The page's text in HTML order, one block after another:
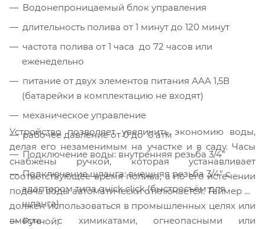
Водонепроницаемый блок управления
длительность полива от 1 минут до 120 минут
частота полива от 1 часа до 72 часов или
еженедельно
питание от двух элементов питания АAA 1,5В
(батарейки в комплектацию не входят)
механическое управление
рабочее давление от 0 до 6 атм
Подключение воды: внутренняя резьба 3/4″
Подключение шланга: внешняя резьба 3/4″ с
адаптером типа quick click (быстросъём для
шланга).
Устройство позволяет увеличить экономию воды,
делая его незаменимым на участке и в саду. Часы
снабжены ручкой, которая устанавливает
соответствующее время полива, а по его истечении
подача воды автоматически отключается. Таймер не
должен использоваться в промышленных целях или
вместе с химикатами, огнеопасными или
Ручной;